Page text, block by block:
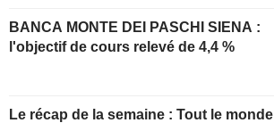
BANCA MONTE DEI PASCHI SIENA :
l'objectif de cours relevé de 4,4 %
Le récap de la semaine : Tout le monde